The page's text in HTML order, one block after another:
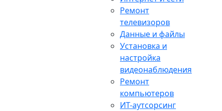
Ремонт
телевизоров
Данные и файлы
Установка и
настройка
видеонаблюдения
Ремонт
компьютеров
ИТ-аутсорсинг